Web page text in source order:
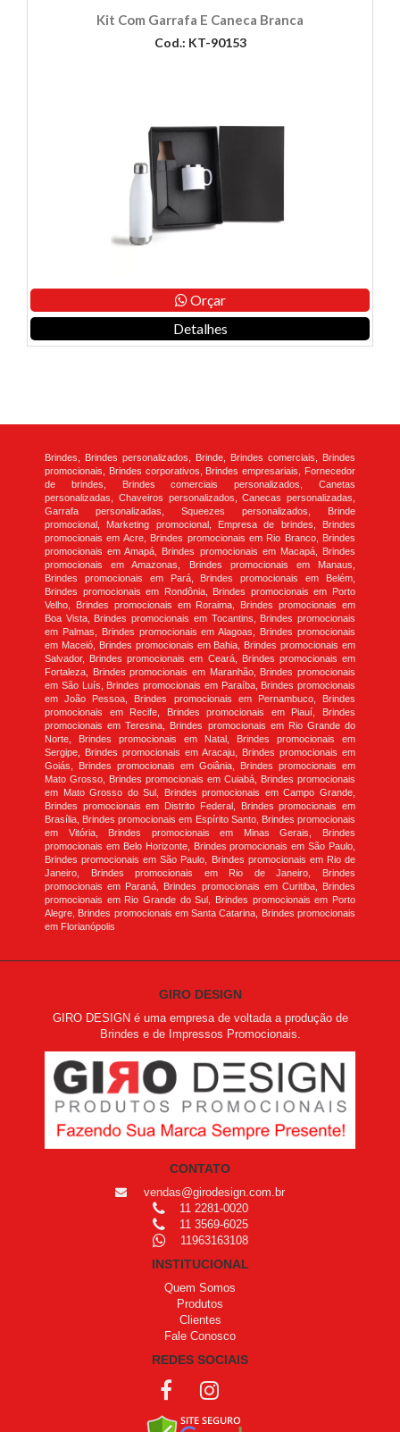
Kit Com Garrafa E Caneca Branca
Cod.: KT-90153
Orçar
Detalhes
Brindes, Brindes personalizados, Brinde, Brindes comerciais, Brindes
promocionais, Brindes corporativos, Brindes empresariais, Fornecedor
de brindes, Brindes comerciais personalizados, Canetas
personalizadas, Chaveiros personalizados, Canecas personalizadas,
Garrafa personalizadas, Squeezes personalizados, Brinde
promocional, Marketing promocional, Empresa de brindes, Brindes
promocionais em Acre, Brindes promocionais em Rio Branco, Brindes
promocionais em Amapá, Brindes promocionais em Macapá, Brindes
promocionais em Amazonas, Brindes promocionais em Manaus,
Brindes promocionais em Pará, Brindes promocionais em Belém,
Brindes promocionais em Rondônia, Brindes promocionais em Porto
Velho, Brindes promocionais em Roraima, Brindes promocionais em
Boa Vista, Brindes promocionais em Tocantins, Brindes promocionais
em Palmas, Brindes promocionais em Alagoas, Brindes promocionais
em Maceió, Brindes promocionais em Bahia, Brindes promocionais em
Salvador, Brindes promocionais em Ceará, Brindes promocionais em
Fortaleza, Brindes promocionais em Maranhão, Brindes promocionais
em São Luís, Brindes promocionais em Paraíba, Brindes promocionais
em João Pessoa, Brindes promocionais em Pernambuco, Brindes
promocionais em Recife, Brindes promocionais em Piauí, Brindes
promocionais em Teresina, Brindes promocionais em Rio Grande do
Norte, Brindes promocionais em Natal, Brindes promocionais em
Sergipe, Brindes promocionais em Aracaju, Brindes promocionais em
Goiás, Brindes promocionais em Goiânia, Brindes promocionais em
Mato Grosso, Brindes promocionais em Cuiabá, Brindes promocionais
em Mato Grosso do Sul, Brindes promocionais em Campo Grande,
Brindes promocionais em Distrito Federal, Brindes promocionais em
Brasília, Brindes promocionais em Espírito Santo, Brindes promocionais
em Vitória, Brindes promocionais em Minas Gerais, Brindes
promocionais em Belo Horizonte, Brindes promocionais em São Paulo,
Brindes promocionais em São Paulo, Brindes promocionais em Rio de
Janeiro, Brindes promocionais em Rio de Janeiro, Brindes
promocionais em Paraná, Brindes promocionais em Curitiba, Brindes
promocionais em Rio Grande do Sul, Brindes promocionais em Porto
Alegre, Brindes promocionais em Santa Catarina, Brindes promocionais
em Florianópolis
GIRO DESIGN
GIRO DESIGN é uma empresa de voltada a produção de
Brindes e de Impressos Promocionais.
CONTATO
vendas@girodesign.com.br
11 2281-0020
11 3569-6025
11963163108
INSTITUCIONAL
Quem Somos
Produtos
Clientes
Fale Conosco
REDES SOCIAIS